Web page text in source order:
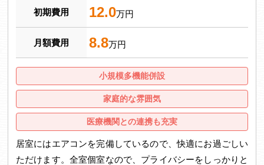
初期費用 12.0万円
月額費用 8.8万円
小規模多機能併設
家庭的な雰囲気
医療機関との連携も充実
居室にはエアコンを完備しているので、快適にお過ごしい
ただけます。全室個室なので、プライバシーをしっかりと